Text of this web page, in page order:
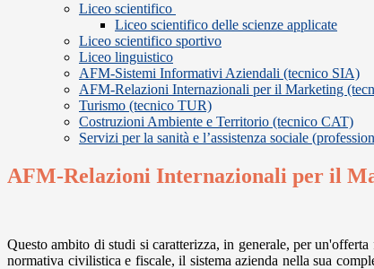
Liceo scientifico
Liceo scientifico delle scienze applicate
Liceo scientifico sportivo
Liceo linguistico
AFM-Sistemi Informativi Aziendali (tecnico SIA)
AFM-Relazioni Internazionali per il Marketing
Turismo (tecnico TUR)
Costruzioni Ambiente e Territorio (tecnico CAT)
Servizi per la sanità e l’assistenza sociale
AFM-Relazioni Internazionali per il
Questo ambito di studi si caratterizza, in generale, per
normativa civilistica e fiscale, il sistema azienda nella sua